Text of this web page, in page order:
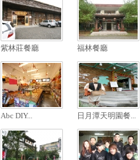
紫林莊餐廳 福林餐廳
Abc DIY... 日月潭天明園餐...